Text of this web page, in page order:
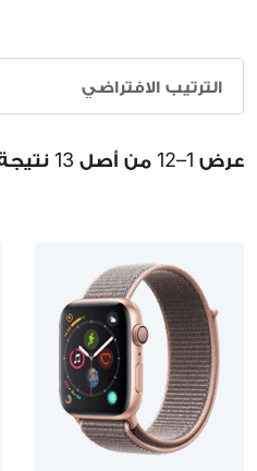
عرض 1–12 من أصل 13 نتيجة